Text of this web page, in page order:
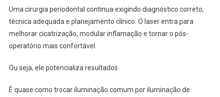
Uma cirurgia periodontal continua exigindo diagnóstico correto,
técnica adequada e planejamento clínico. O laser entra para
melhorar cicatrização, modular inflamação e tornar o pós-
operatório mais confortável.
Ou seja, ele potencializa resultados.
É quase como trocar iluminação comum por iluminação de